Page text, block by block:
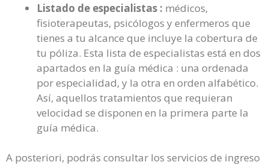
Listado de especialistas : médicos,
fisioterapeutas, psicólogos y enfermeros que
tienes a tu alcance que incluye la cobertura de
tu póliza. Esta lista de especialistas está en dos
apartados en la guía médica : una ordenada
por especialidad, y la otra en orden alfabético.
Así, aquellos tratamientos que requieran
velocidad se disponen en la primera parte la
guía médica.
A posteriori, podrás consultar los servicios de ingreso